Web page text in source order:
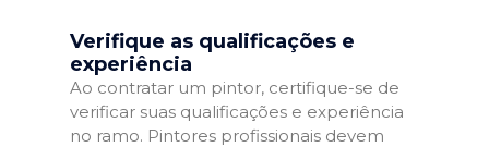
Verifique as qualificações e
experiência
Ao contratar um pintor, certifique-se de
verificar suas qualificações e experiência
no ramo. Pintores profissionais devem